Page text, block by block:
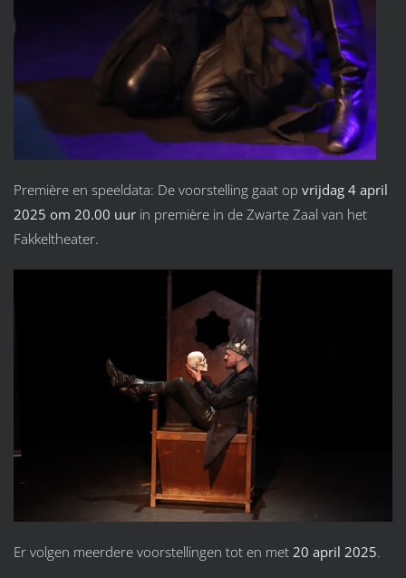
Première en speeldata: De voorstelling gaat op vrijdag 4 april
2025 om 20.00 uur in première in de Zwarte Zaal van het
Fakkeltheater.
Er volgen meerdere voorstellingen tot en met 20 april 2025.